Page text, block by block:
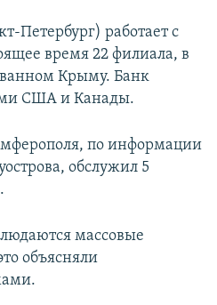
Петербург) работает с
время 22 филиала, в
Крыму. Банк
США и Канады.
по информации
обслужил 5
массовые
объясняли